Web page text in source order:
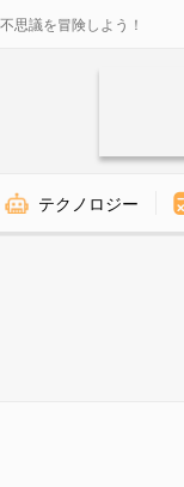
思議を冒険しよう！
テクノロジー